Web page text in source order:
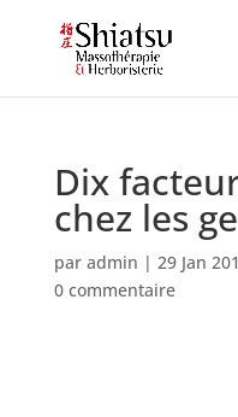
Dix
chez les
par admin | 29 Jan
0 commentaire